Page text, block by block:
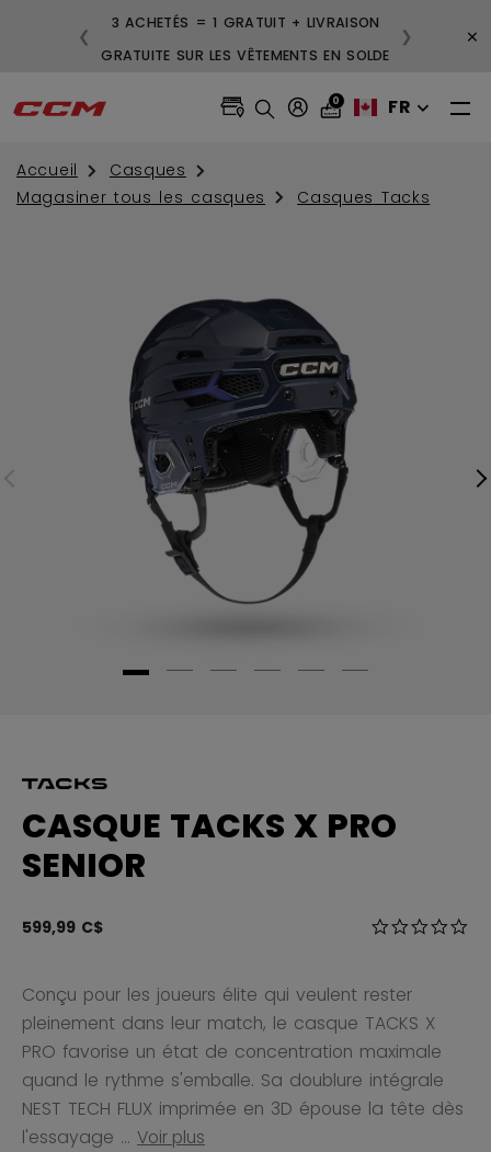
3 ACHETÉS = 1 GRATUIT + LIVRAISON
GRATUITE SUR LES VÊTEMENTS EN SOLDE
❮ ❯ ×
0 FR
Accueil
Casques
Magasiner tous les casques
Casques Tacks
CASQUE TACKS X PRO
SENIOR
599,99 C$ 5 sur 5
Conçu pour les joueurs élite qui veulent rester
pleinement dans leur match, le casque TACKS X
PRO favorise un état de concentration maximale
quand le rythme s'emballe. Sa doublure intégrale
NEST TECH FLUX imprimée en 3D épouse la tête dès
l'essayage ... Voir plus